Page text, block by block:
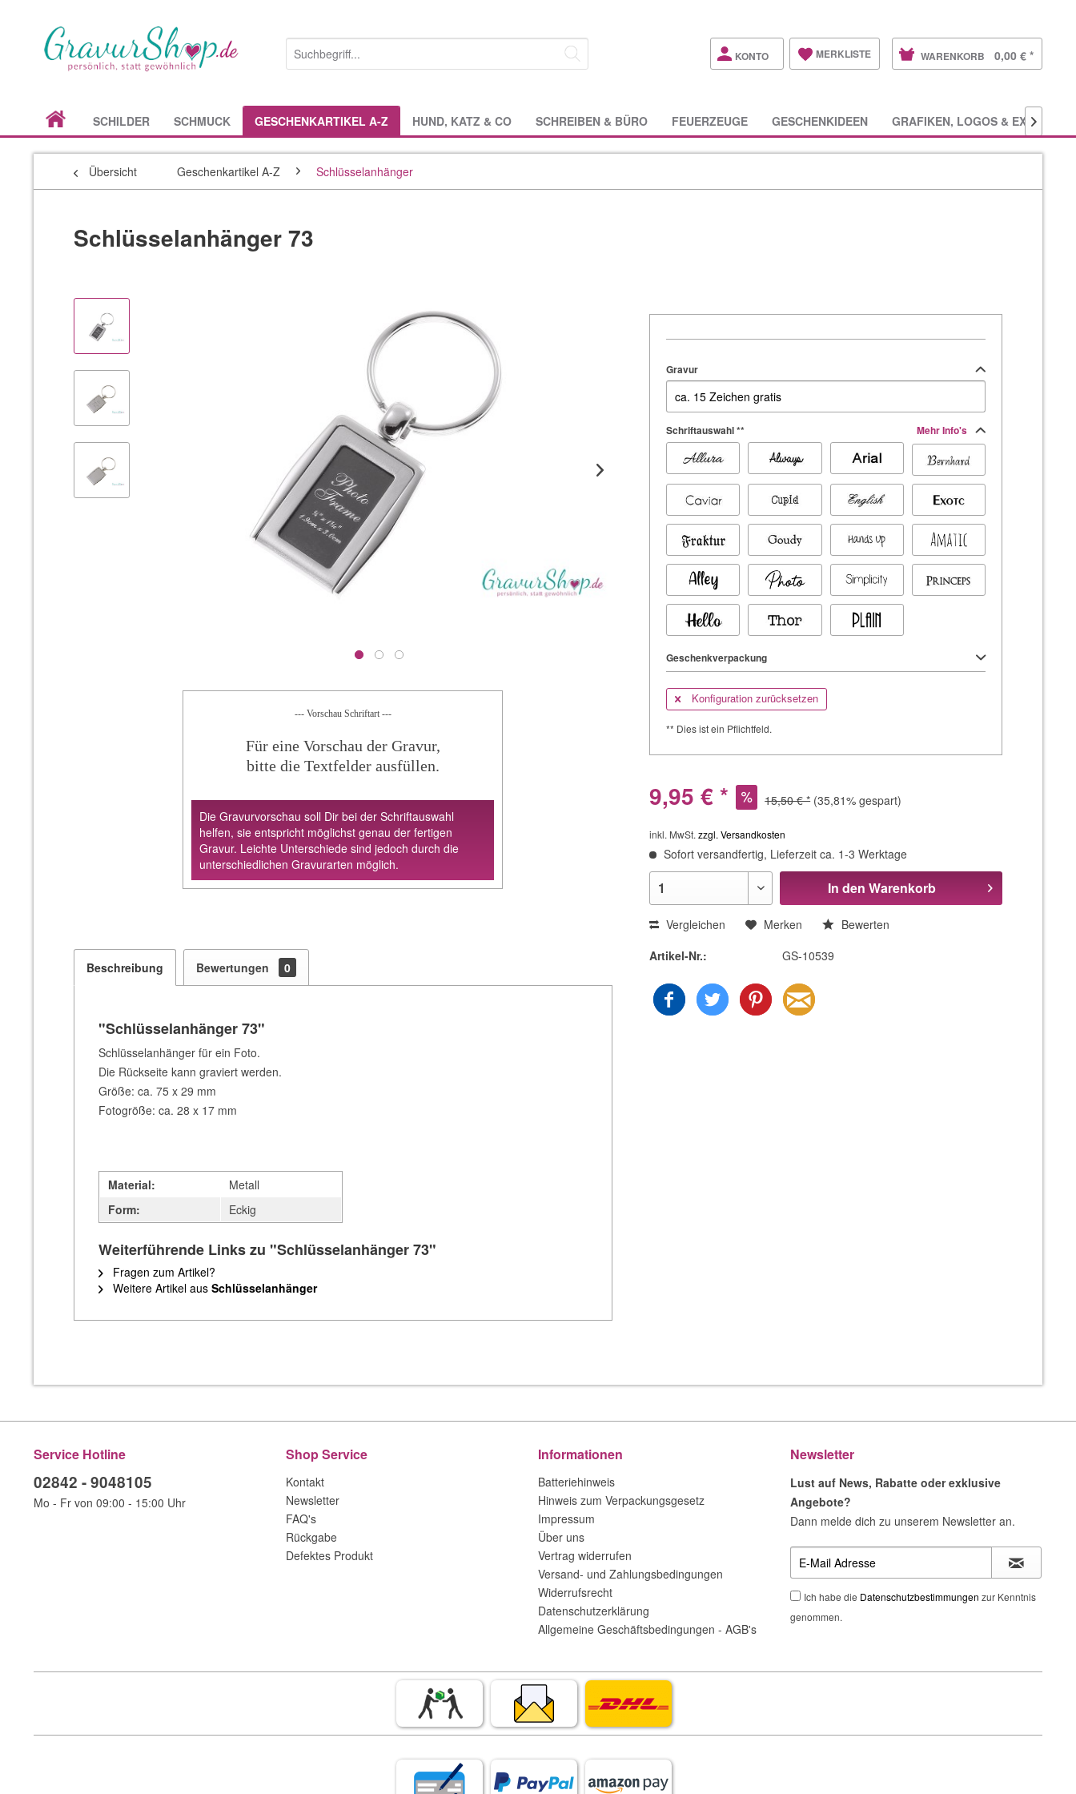
KONTO MERKLISTE WARENKORB 0,00 € *
SCHILDER SCHMUCK GESCHENKARTIKEL A-Z HUND, KATZ & CO SCHREIBEN & BÜRO FEUERZEUGE GESCHENKIDEEN GRAFIKEN, LOGOS & EXTRAS

Übersicht Geschenkartikel A-Z Schlüsselanhänger
Schlüsselanhänger 73
--- Vorschau Schriftart ---
Für eine Vorschau der Gravur,
bitte die Textfelder ausfüllen.
Die Gravurvorschau soll Dir bei der Schriftauswahl
helfen, sie entspricht möglichst genau der fertigen
Gravur. Leichte Unterschiede sind jedoch durch die
unterschiedlichen Gravurarten möglich.
Beschreibung Bewertungen 0
"Schlüsselanhänger 73"
Schlüsselanhänger für ein Foto.
Die Rückseite kann graviert werden.
Größe: ca. 75 x 29 mm
Fotogröße: ca. 28 x 17 mm
Material:
Metall
Form:
Eckig
Weiterführende Links zu "Schlüsselanhänger 73"
Fragen zum Artikel?
Weitere Artikel aus Schlüsselanhänger
Gravur
Schriftauswahl ** Mehr Info's
Geschenkverpackung
Konfiguration zurücksetzen
** Dies ist ein Pflichtfeld.
9,95 € * 15,50 € * (35,81% gespart)
inkl. MwSt.zzgl. Versandkosten
Sofort versandfertig, Lieferzeit ca. 1-3 Werktage
In den Warenkorb
Vergleichen Merken
Bewerten
Artikel-Nr.:
GS-10539
Service Hotline
02842 - 9048105
Mo - Fr von 09:00 - 15:00 Uhr
Shop Service
Kontakt
Newsletter
FAQ's
Rückgabe
Defektes Produkt
Informationen
Batteriehinweis
Hinweis zum Verpackungsgesetz
Impressum
Über uns
Vertrag widerrufen
Versand- und Zahlungsbedingungen
Widerrufsrecht
Datenschutzerklärung
Allgemeine Geschäftsbedingungen - AGB's
Newsletter
Lust auf News, Rabatte oder exklusive
Angebote?
Dann melde dich zu unserem Newsletter an.
Ich habe die Datenschutzbestimmungen zur Kenntnis
genommen.